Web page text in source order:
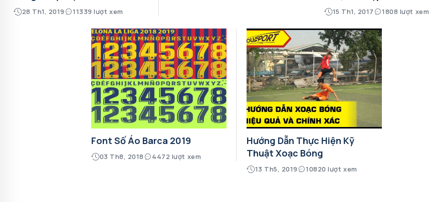
28 Th1, 2019 11339 lượt xem 15 Th1, 2017 1808 lượt xem
Font Số Áo Barca 2019
03 Th8, 2018 4472 lượt xem
Hướng Dẫn Thực Hiện Kỹ
Thuật Xoạc Bóng
13 Th5, 2019 10820 lượt xem